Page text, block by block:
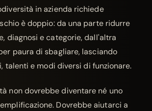
in azienda richiede
è doppio: da una parte ridurre
diagnosi e categorie, dall'altra
paura di sbagliare, lasciando
talenti e modi diversi di funzionare.
non dovrebbe diventare né uno
Dovrebbe aiutarci a